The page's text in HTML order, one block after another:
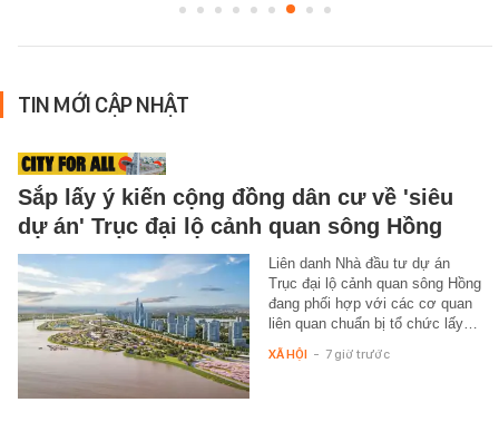
TIN MỚI CẬP NHẬT
Sắp lấy ý kiến cộng đồng dân cư về 'siêu
dự án' Trục đại lộ cảnh quan sông Hồng
Liên danh Nhà đầu tư dự án
Trục đại lộ cảnh quan sông Hồng
đang phối hợp với các cơ quan
liên quan chuẩn bị tổ chức lấy…
XÃ HỘI - 7 giờ trước